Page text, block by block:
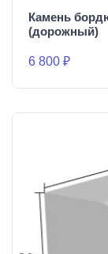
Камень
(дорожный)
6 800 ₽